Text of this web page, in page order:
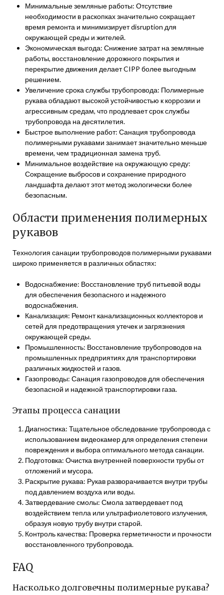
Минимальные земляные работы: Отсутствие
необходимости в раскопках значительно сокращает
время ремонта и минимизирует disruption для
окружающей среды и жителей.
Экономическая выгода: Снижение затрат на земляные
работы, восстановление дорожного покрытия и
перекрытие движения делает CIPP более выгодным
решением.
Увеличение срока службы трубопровода: Полимерные
рукава обладают высокой устойчивостью к коррозии и
агрессивным средам, что продлевает срок службы
трубопровода на десятилетия.
Быстрое выполнение работ: Санация трубопровода
полимерными рукавами занимает значительно меньше
времени, чем традиционная замена труб.
Минимальное воздействие на окружающую среду:
Сокращение выбросов и сохранение природного
ландшафта делают этот метод экологически более
безопасным.
Области применения полимерных
рукавов
Технология санации трубопроводов полимерными рукавами
широко применяется в различных областях:
Водоснабжение: Восстановление труб питьевой воды
для обеспечения безопасного и надежного
водоснабжения.
Канализация: Ремонт канализационных коллекторов и
сетей для предотвращения утечек и загрязнения
окружающей среды.
Промышленность: Восстановление трубопроводов на
промышленных предприятиях для транспортировки
различных жидкостей и газов.
Газопроводы: Санация газопроводов для обеспечения
безопасной и надежной транспортировки газа.
Этапы процесса санации
Диагностика: Тщательное обследование трубопровода с
использованием видеокамер для определения степени
повреждения и выбора оптимального метода санации.
Подготовка: Очистка внутренней поверхности трубы от
отложений и мусора.
Раскрытие рукава: Рукав разворачивается внутри трубы
под давлением воздуха или воды.
Затвердевание смолы: Смола затвердевает под
воздействием тепла или ультрафиолетового излучения,
образуя новую трубу внутри старой.
Контроль качества: Проверка герметичности и прочности
восстановленного трубопровода.
FAQ
Насколько долговечны полимерные рукава?